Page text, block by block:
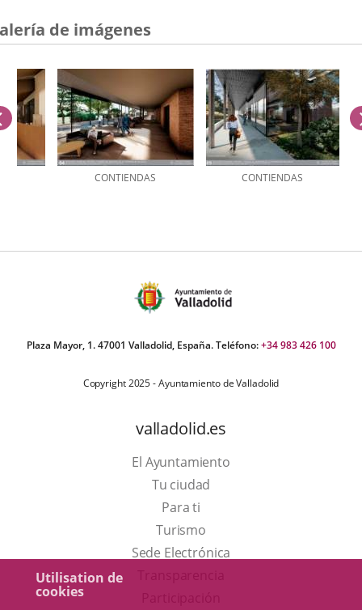
Utilisation de
cookies
de imágenes
CONTIENDAS CONTIENDAS
anterior
Plaza Mayor, 1. 47001 Valladolid, España. Teléfono:+34 983 426 100
Copyright 2025 - Ayuntamiento de Valladolid
valladolid.es
El Ayuntamiento
Tu ciudad
Para ti
TurismoEste
enlace
Sede Electrónica